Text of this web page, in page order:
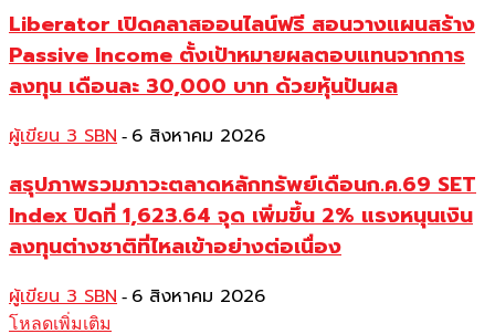
Liberator เปิดคลาสออนไลน์ฟรี สอนวางแผนสร้าง
Passive Income ตั้งเป้าหมายผลตอบแทนจากการ
ลงทุน เดือนละ 30,000 บาท ด้วยหุ้นปันผล
ผู้เขียน 3 SBN - 6 สิงหาคม 2026
สรุปภาพรวมภาวะตลาดหลักทรัพย์เดือนก.ค.69 SET
Index ปิดที่ 1,623.64 จุด เพิ่มขึ้น 2% แรงหนุนเงิน
ลงทุนต่างชาติที่ไหลเข้าอย่างต่อเนื่อง
ผู้เขียน 3 SBN - 6 สิงหาคม 2026
โหลดเพิ่มเติม